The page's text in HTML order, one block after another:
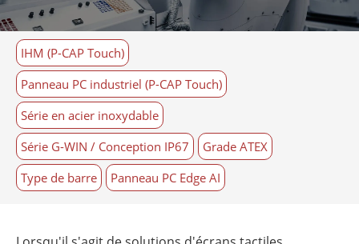
IHM (P-CAP Touch)
Panneau PC industriel (P-CAP Touch)
Série en acier inoxydable
Série G-WIN / Conception IP67
Grade ATEX
Type de barre
Panneau PC Edge AI